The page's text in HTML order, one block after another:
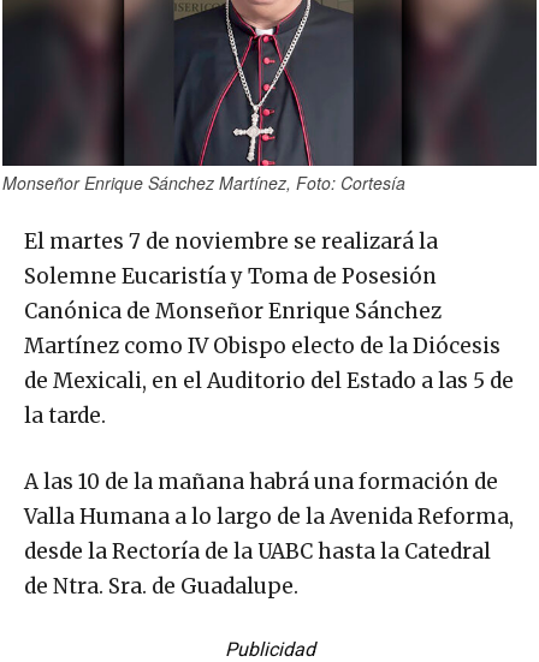
Monseñor Enrique Sánchez Martínez, Foto: Cortesía
El martes 7 de noviembre se realizará la
Solemne Eucaristía y Toma de Posesión
Canónica de Monseñor Enrique Sánchez
Martínez como IV Obispo electo de la Diócesis
de Mexicali, en el Auditorio del Estado a las 5 de
la tarde.
A las 10 de la mañana habrá una formación de
Valla Humana a lo largo de la Avenida Reforma,
desde la Rectoría de la UABC hasta la Catedral
de Ntra. Sra. de Guadalupe.
Publicidad